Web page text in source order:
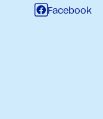
Facebook